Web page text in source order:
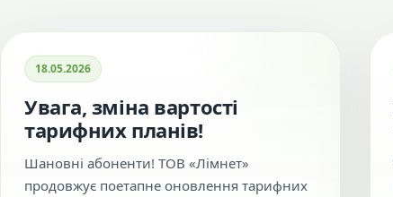
18.05.2026
Увага, зміна вартості
тарифних планів!
Шановні абоненти! ТОВ «Лімнет»
продовжує поетапне оновлення тарифних